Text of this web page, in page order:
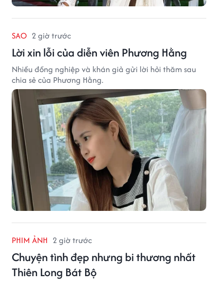
SAO 2 giờ trước
Lời xin lỗi của diễn viên Phương Hằng
Nhiều đồng nghiệp và khán giả gửi lời hỏi thăm sau
chia sẻ của Phương Hằng.
PHIM ẢNH 2 giờ trước
Chuyện tình đẹp nhưng bi thương nhất
Thiên Long Bát Bộ